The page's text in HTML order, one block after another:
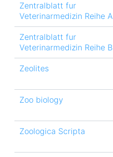
Zentralblatt fur
Veterinarmedizin Reihe A
Zentralblatt fur
Veterinarmedizin Reihe B
Zeolites
Zoo biology
Zoologica Scripta